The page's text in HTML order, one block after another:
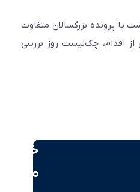
بزرگسالان متفاوت
چک‌لیست روز بررسی